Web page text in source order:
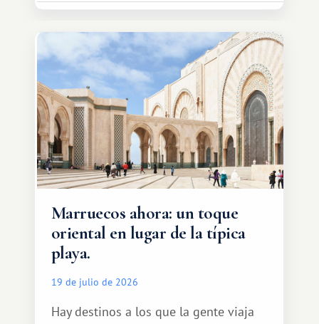
Marruecos ahora: un toque
oriental en lugar de la típica
playa.
19 de julio de 2026
Hay destinos a los que la gente viaja